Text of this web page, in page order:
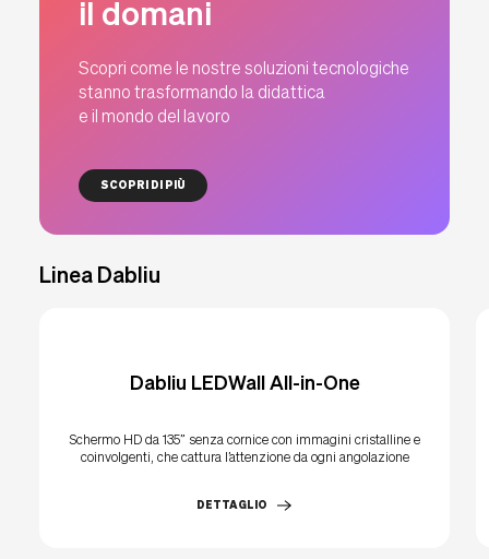
Assistenza RMA
WaceboSmartArreda
Downloads
il domani
Scopri come le nostre soluzioni tecnologiche
stanno trasformando la didattica
e il mondo del lavoro
SCOPRI DI PIÙ
Linea Dabliu
Dabliu LEDWall All-in-One
Schermo HD da 135” senza cornice con immagini cristalline e
coinvolgenti, che cattura l’attenzione da ogni angolazione
DETTAGLIO